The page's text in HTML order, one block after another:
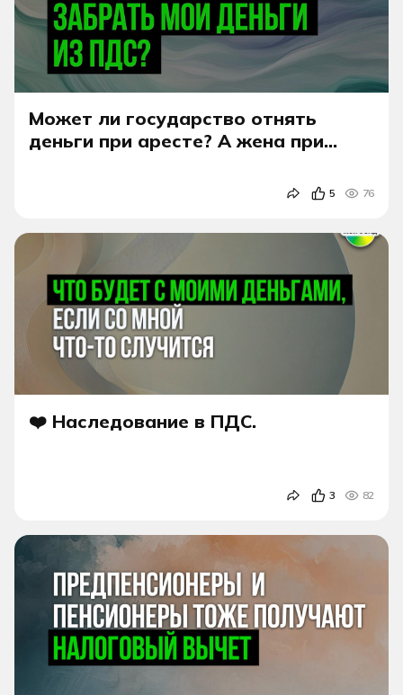
Может ли государство отнять
деньги при аресте? А жена при
5 76
❤️ Наследование в ПДС.
3 82